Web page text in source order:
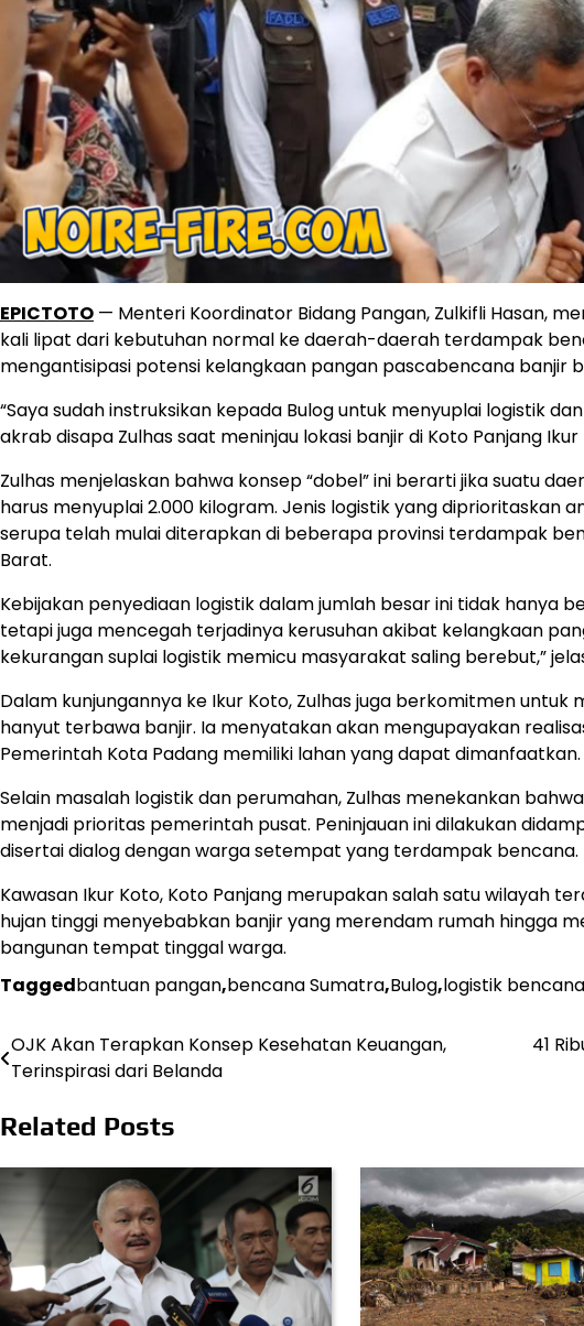
EPICTOTO — Menteri Koordinator Bidang Pangan, Zulkifli Hasan,
kali lipat dari kebutuhan normal ke daerah-daerah terdampak
mengantisipasi potensi kelangkaan pangan pascabencana banjir
“Saya sudah instruksikan kepada Bulog untuk menyuplai logistik
akrab disapa Zulhas saat meninjau lokasi banjir di Koto Panjang Ikur
Zulhas menjelaskan bahwa konsep “dobel” ini berarti jika suatu
harus menyuplai 2.000 kilogram. Jenis logistik yang diprioritaskan
serupa telah mulai diterapkan di beberapa provinsi terdampak
Barat.
Kebijakan penyediaan logistik dalam jumlah besar ini tidak hanya
tetapi juga mencegah terjadinya kerusuhan akibat kelangkaan
kekurangan suplai logistik memicu masyarakat saling berebut,”
Dalam kunjungannya ke Ikur Koto, Zulhas juga berkomitmen
hanyut terbawa banjir. Ia menyatakan akan mengupayakan
Pemerintah Kota Padang memiliki lahan yang dapat dimanfaatkan.
Selain masalah logistik dan perumahan, Zulhas menekankan
menjadi prioritas pemerintah pusat. Peninjauan ini dilakukan
disertai dialog dengan warga setempat yang terdampak bencana.
Kawasan Ikur Koto, Koto Panjang merupakan salah satu wilayah
hujan tinggi menyebabkan banjir yang merendam rumah hingga
bangunan tempat tinggal warga.
Taggedbantuan pangan,bencana Sumatra,Bulog,logistik bencana
Post
navigation
OJK Akan Terapkan Konsep Kesehatan Keuangan,
Terinspirasi dari Belanda
41
Related Posts